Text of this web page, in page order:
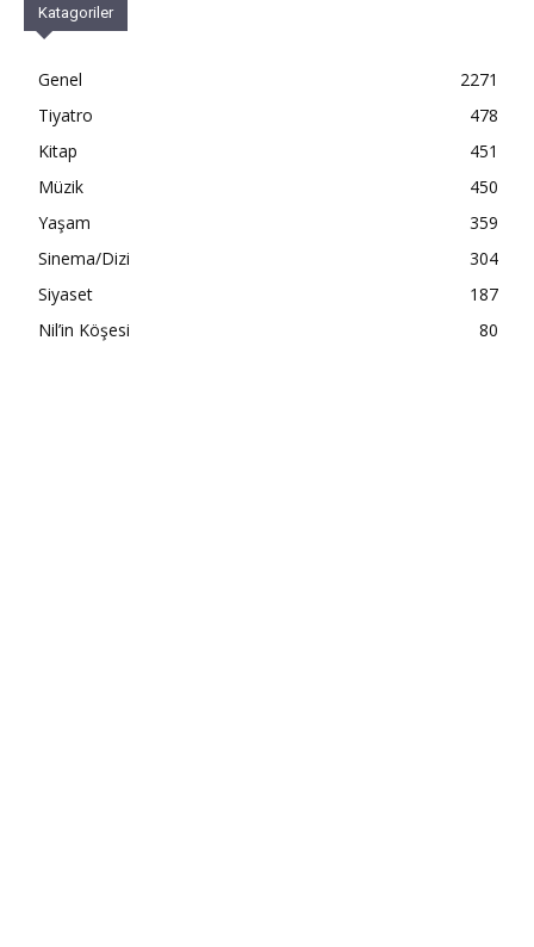
Katagoriler
Genel
2271
Tiyatro
478
Kitap
451
Müzik
450
Yaşam
359
Sinema/Dizi
304
Siyaset
187
Nil’in Köşesi
80